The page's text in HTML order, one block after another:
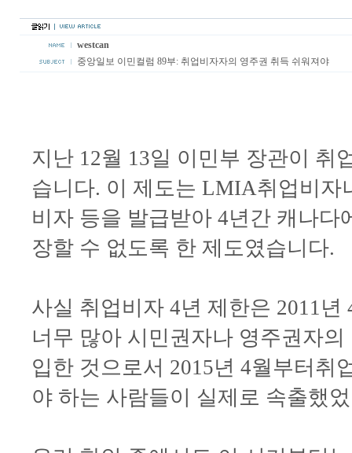
westcan
중앙일보 이민컬럼 89부: 취업비자자의 영주권 취득 쉬워져야
지난 12월 13일 이민부 장관이 취
습니다. 이 제도는 LMIA취업비자
비자 등을 발급받아 4년간 캐나
장할 수 없도록 한 제도였습니다.
사실 취업비자 4년 제한은 2011
너무 많아 시민권자나 영주권자
입한 것으로서 2015년 4월부터취
야 하는 사람들이 실제로 속출했